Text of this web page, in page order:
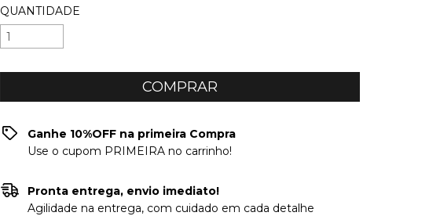
QUANTIDADE
Ganhe 10%OFF na primeira Compra
Use o cupom PRIMEIRA no carrinho!
Pronta entrega, envio imediato!
Agilidade na entrega, com cuidado em cada detalhe